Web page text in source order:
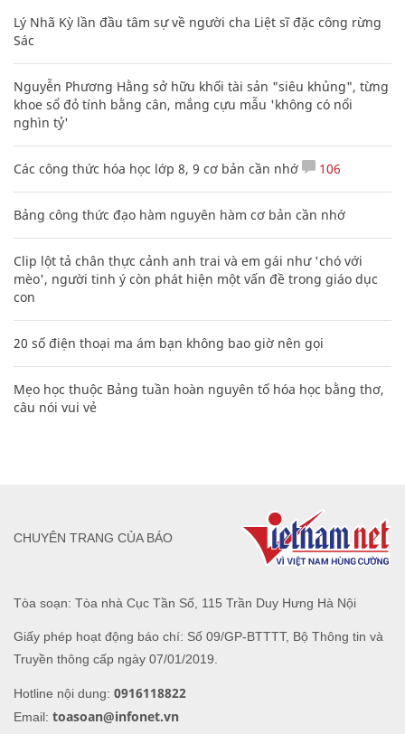
Lý Nhã Kỳ lần đầu tâm sự về người cha Liệt sĩ đặc công rừng
Sác
Nguyễn Phương Hằng sở hữu khối tài sản "siêu khủng", từng
khoe sổ đỏ tính bằng cân, mắng cựu mẫu 'không có nổi
nghìn tỷ'
Các công thức hóa học lớp 8, 9 cơ bản cần nhớ 106
Bảng công thức đạo hàm nguyên hàm cơ bản cần nhớ
Clip lột tả chân thực cảnh anh trai và em gái như 'chó với
mèo', người tinh ý còn phát hiện một vấn đề trong giáo dục
con
20 số điện thoại ma ám bạn không bao giờ nên gọi
Mẹo học thuộc Bảng tuần hoàn nguyên tố hóa học bằng thơ,
câu nói vui vẻ
Tòa soạn: Tòa nhà Cục Tần Số, 115 Trần Duy Hưng Hà Nội
Giấy phép hoạt động báo chí: Số 09/GP-BTTTT, Bộ Thông tin và
Truyền thông cấp ngày 07/01/2019.
Hotline nội dung: 0916118822
Email: toasoan@infonet.vn
CHUYÊN TRANG CỦA BÁO